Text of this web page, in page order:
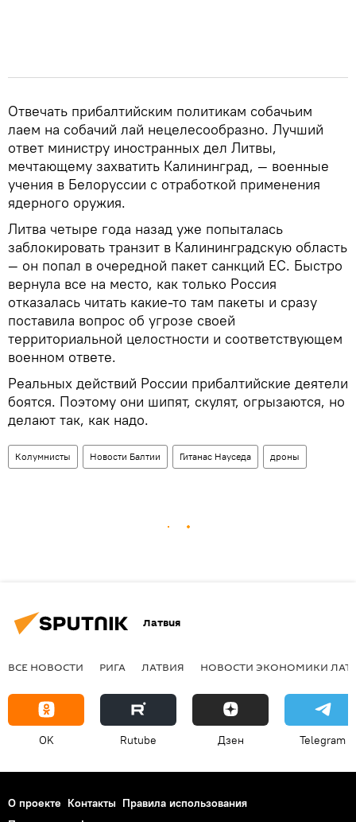
Отвечать прибалтийским политикам собачьим
лаем на собачий лай нецелесообразно. Лучший
ответ министру иностранных дел Литвы,
мечтающему захватить Калининград, — военные
учения в Белоруссии с отработкой применения
ядерного оружия.
Литва четыре года назад уже попыталась
заблокировать транзит в Калининградскую область
— он попал в очередной пакет санкций ЕС. Быстро
вернула все на место, как только Россия
отказалась читать какие-то там пакеты и сразу
поставила вопрос об угрозе своей
территориальной целостности и соответствующем
военном ответе.
Реальных действий России прибалтийские деятели
боятся. Поэтому они шипят, скулят, огрызаются, но
делают так, как надо.
Колумнисты Новости Балтии Гитанас Науседа дроны
Латвия
ВСЕ НОВОСТИ РИГА ЛАТВИЯ НОВОСТИ ЭКОНОМИКИ
OK Rutube Дзен Telegram
О проекте Контакты Правила использования